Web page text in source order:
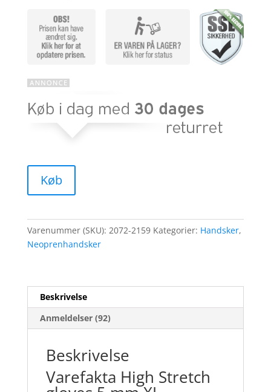
Køb
Varenummer (SKU): 2072-2159 Kategorier: Handsker,
Neoprenhandsker
Beskrivelse
Anmeldelser (92)
Beskrivelse
Varefakta High Stretch